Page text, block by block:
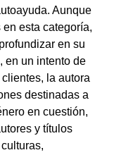
Aunque
esta categoría,
en su
en un intento de
la autora
destinadas a
en cuestión,
y títulos